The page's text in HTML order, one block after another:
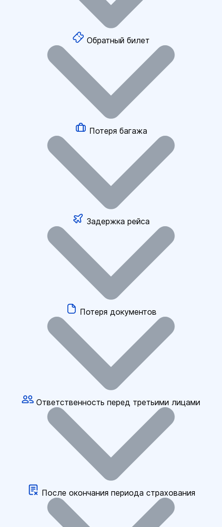
Обратный билет
Потеря багажа
Задержка рейса
Потеря документов
Ответственность перед третьими лицами
После окончания периода страхования